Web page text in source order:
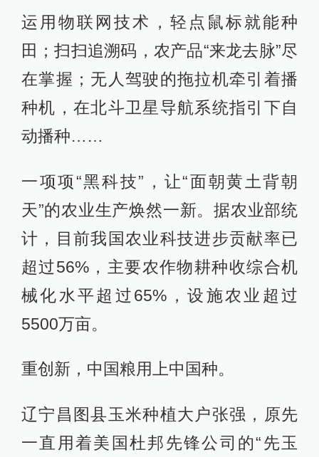
运用物联网技术，轻点鼠标就能种
田；扫扫追溯码，农产品“来龙去脉”尽
在掌握；无人驾驶的拖拉机牵引着播
种机，在北斗卫星导航系统指引下自
动播种……
一项项“黑科技”，让“面朝黄土背朝
天”的农业生产焕然一新。据农业部统
计，目前我国农业科技进步贡献率已
超过56%，主要农作物耕种收综合机
械化水平超过65%，设施农业超过
5500万亩。
重创新，中国粮用上中国种。
辽宁昌图县玉米种植大户张强，原先
一直用着美国杜邦先锋公司的“先玉